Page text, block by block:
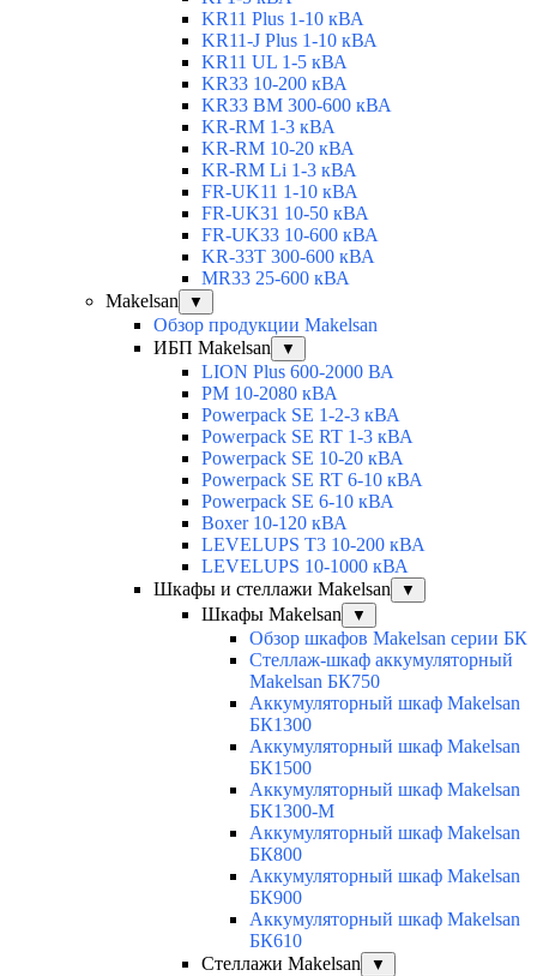
KR11 Plus 1-10 кВА
KR11-J Plus 1-10 кВА
KR11 UL 1-5 кВА
KR33 10-200 кВА
KR33 BM 300-600 кВА
KR-RM 1-3 кВА
KR-RM 10-20 кВА
KR-RM Li 1-3 кВА
FR-UK11 1-10 кВА
FR-UK31 10-50 кВА
FR-UK33 10-600 кВА
KR-33T 300-600 кВА
MR33 25-600 кВА
Makelsan
▼
Обзор продукции Makelsan
ИБП Makelsan
▼
LION Plus 600-2000 ВА
PM 10-2080 кВА
Powerpack SE 1-2-3 кВА
Powerpack SE RT 1-3 кВА
Powerpack SE 10-20 кВА
Powerpack SE RT 6-10 кВА
Powerpack SE 6-10 кВА
Boxer 10-120 кВА
LEVELUPS T3 10-200 кВА
LEVELUPS 10-1000 кВА
Шкафы и стеллажи Makelsan
▼
Шкафы Makelsan ▼
Обзор шкафов Makelsan серии БК
Стеллаж-шкаф аккумуляторный
Makelsan БК750
Аккумуляторный шкаф Makelsan
БК1300
Аккумуляторный шкаф Makelsan
БК1500
Аккумуляторный шкаф Makelsan
БК1300-М
Аккумуляторный шкаф Makelsan
БК800
Аккумуляторный шкаф Makelsan
БК900
Аккумуляторный шкаф Makelsan
БК610
Стеллажи Makelsan
▼